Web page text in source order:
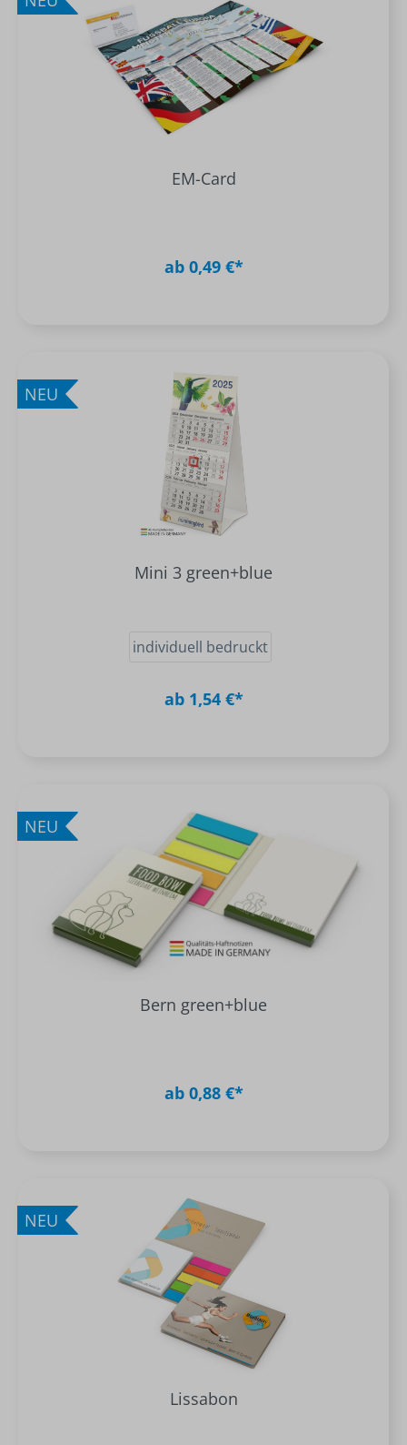
EM-Card
ab 0,49 €*
NEU
Mini 3 green+blue
individuell bedruckt
ab 1,54 €*
NEU
Bern green+blue
ab 0,88 €*
NEU
Lissabon